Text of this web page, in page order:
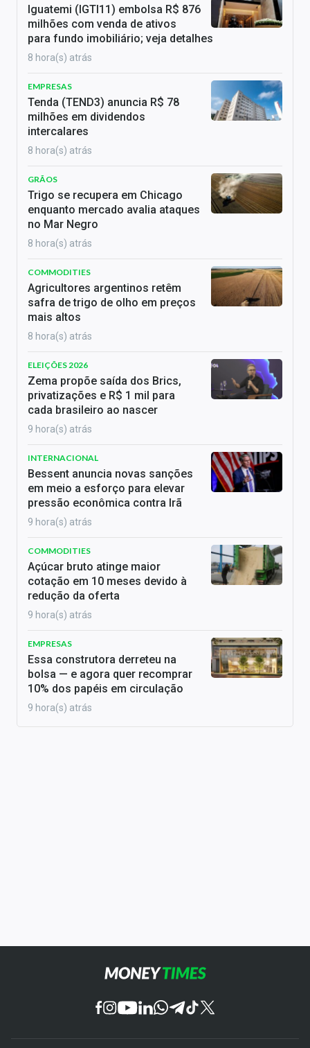
Iguatemi (IGTI11) embolsa R$ 876
milhões com venda de ativos
para fundo imobiliário; veja detalhes
8 hora(s) atrás
EMPRESAS
Tenda (TEND3) anuncia R$ 78
milhões em dividendos
intercalares
8 hora(s) atrás
GRÃOS
Trigo se recupera em Chicago
enquanto mercado avalia ataques
no Mar Negro
8 hora(s) atrás
COMMODITIES
Agricultores argentinos retêm
safra de trigo de olho em preços
mais altos
8 hora(s) atrás
ELEIÇÕES 2026
Zema propõe saída dos Brics,
privatizações e R$ 1 mil para
cada brasileiro ao nascer
9 hora(s) atrás
INTERNACIONAL
Bessent anuncia novas sanções
em meio a esforço para elevar
pressão econômica contra Irã
9 hora(s) atrás
COMMODITIES
Açúcar bruto atinge maior
cotação em 10 meses devido à
redução da oferta
9 hora(s) atrás
EMPRESAS
Essa construtora derreteu na
bolsa — e agora quer recomprar
10% dos papéis em circulação
9 hora(s) atrás